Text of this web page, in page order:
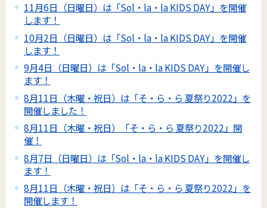
11月6日（日曜日）は「Sol・la・la KIDS DAY」を開催
します！
10月2日（日曜日）は「Sol・la・la KIDS DAY」を開催
します！
9月4日（日曜日）は「Sol・la・la KIDS DAY」を開催し
ます！
8月11日（木曜・祝日）は「そ・ら・ら 夏祭り2022」を
開催しました！
8月11日（木曜・祝日）「そ・ら・ら 夏祭り2022」開
催！
8月7日（日曜日）は「Sol・la・la KIDS DAY」を開催し
ます！
8月11日（木曜・祝日）は「そ・ら・ら 夏祭り2022」を
開催します！